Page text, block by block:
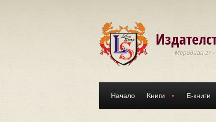
Меридиан 27
Начало Книги Е-книги